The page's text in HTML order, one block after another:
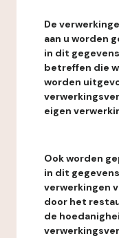
De
aan u worden
in dit
betreffen die
worden
eigen
Ook worden
in dit
verwerkingen
door het
de